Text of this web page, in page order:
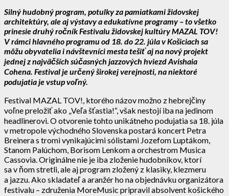
Silný hudobný program, potulky za pamiatkami židovskej
architektúry, ale aj výstavy a edukatívne programy – to všetko
prinesie druhý ročník Festivalu židovskej kultúry MAZAL TOV!
V rámci hlavného programu od 18. do 22. júla v Košiciach sa
môžu obyvatelia i návštevníci mesta tešiť aj na nový projekt
jednej z najväčších súčasných jazzových hviezd Avishaia
Cohena. Festival je určený širokej verejnosti, na niektoré
podujatia je vstup voľný.
Festival MAZAL TOV!, ktorého názov možno z hebrejčiny
voľne preložiť ako „Veľa šťastia!“, však nestojí iba na jedinom
headlinerovi. O otvorenie tohto unikátneho podujatia sa 18. júla
v metropole východného Slovenska postará koncert Petra
Breinera s tromi vynikajúcimi sólistami Jozefom Luptákom,
Stanom Palúchom, Borisom Lenkom a orchestrom Musica
Cassovia. Originálne nie je iba zloženie hudobníkov, ktorí
sa v ňom stretli, ale aj program zložený z klasiky, klezmeru
a jazzu. Ako skladateľ a aranžér ho na objednávku organizátora
festivalu – združenia MoreMusic pripravil absolvent košického